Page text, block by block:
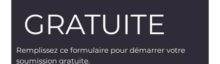
GRATUITE
Remplissez ce formulaire pour démarrer votre
soumission gratuite.